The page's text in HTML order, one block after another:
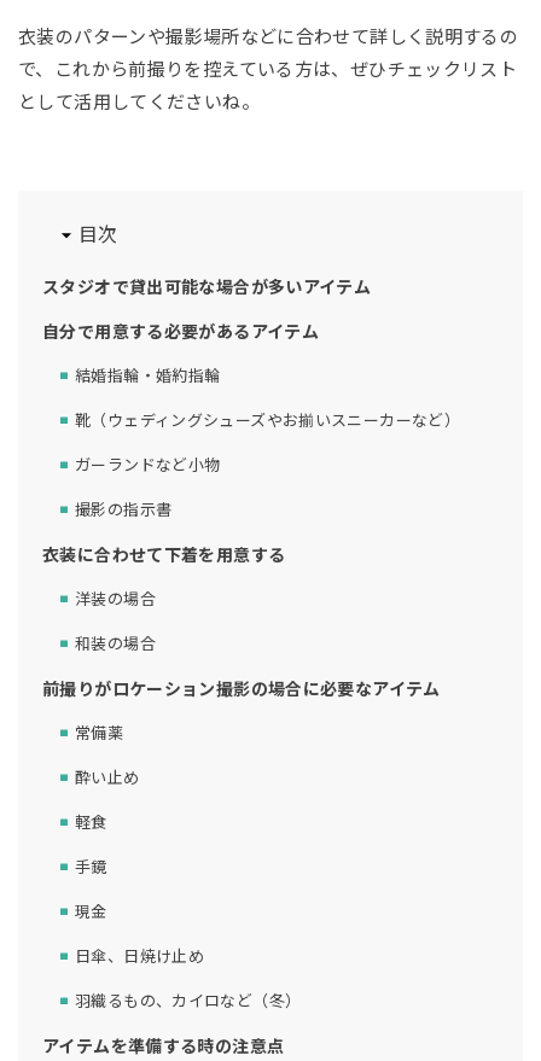
衣装のパターンや撮影場所などに合わせて詳しく説明するの
で、これから前撮りを控えている方は、ぜひチェックリスト
として活用してくださいね。
目次
スタジオで貸出可能な場合が多いアイテム
自分で用意する必要があるアイテム
結婚指輪・婚約指輪
靴（ウェディングシューズやお揃いスニーカーなど）
ガーランドなど小物
撮影の指示書
衣装に合わせて下着を用意する
洋装の場合
和装の場合
前撮りがロケーション撮影の場合に必要なアイテム
常備薬
酔い止め
軽食
手鏡
現金
日傘、日焼け止め
羽織るもの、カイロなど（冬）
アイテムを準備する時の注意点